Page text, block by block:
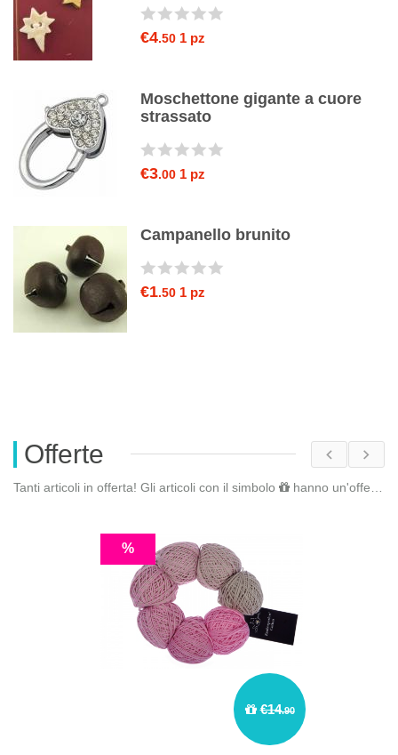
€4.50 1 pz
Moschettone gigante a cuore
strassato
€3.00 1 pz
Campanello brunito
€1.50 1 pz
Offerte
Tanti articoli in offerta! Gli articoli con il simbolo hanno un'offerta riservata. Fai il
€14.90
%